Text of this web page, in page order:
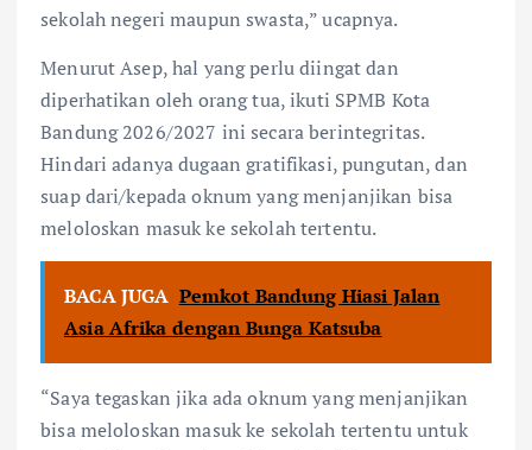
sekolah negeri maupun swasta,” ucapnya.
Menurut Asep, hal yang perlu diingat dan
diperhatikan oleh orang tua, ikuti SPMB Kota
Bandung 2026/2027 ini secara berintegritas.
Hindari adanya dugaan gratifikasi, pungutan, dan
suap dari/kepada oknum yang menjanjikan bisa
meloloskan masuk ke sekolah tertentu.
BACA JUGA Pemkot Bandung Hiasi Jalan
Asia Afrika dengan Bunga Katsuba
“Saya tegaskan jika ada oknum yang menjanjikan
bisa meloloskan masuk ke sekolah tertentu untuk